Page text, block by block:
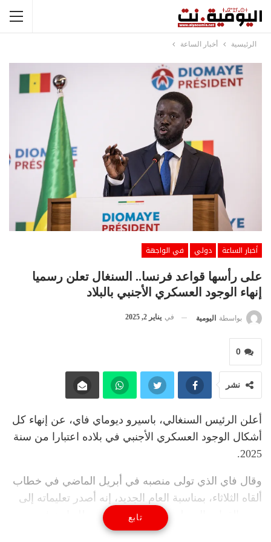
الرئيسية أخبار الساعة
أخبار الساعة دولي
في الواجهة
على رأسها قواعد فرنسا.. السنغال تعلن رسميا
إنهاء الوجود العسكري الأجنبي بالبلاد
بواسطة اليومية في يناير 2, 2025
0
نشر
أعلن الرئيس السنغالي، باسيرو ديوماي فاي، عن إنهاء كل
أشكال الوجود العسكري الأجنبي في بلاده اعتبارا من سنة
2025.
وقال فاي الذي تولى منصبه في أبريل الماضي في خطاب
ألقاه الثلاثاء، بمناسبة العام الجديد، إنه أصدر تعليماته إلى
وزير القوات المسلحة، لاقتراح نهج جديد للتعاون في
مجال الدفاع والأمن يفضي، بالإضافة إلى نتائج أخرى، إلى
تابع